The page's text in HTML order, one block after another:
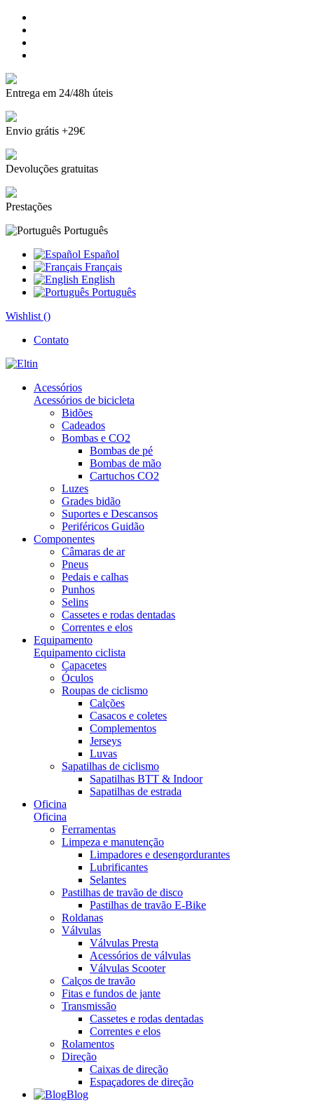
Entrega em 24/48h úteis
Envio grátis +29€
Devoluções gratuitas
Prestações
Português
Español
Français
English
Português
Wishlist ()
Contato
Acessórios
Acessórios de bicicleta
Bidões
Cadeados
Bombas e CO2
Bombas de pé
Bombas de mão
Cartuchos CO2
Luzes
Grades bidão
Suportes e Descansos
Periféricos Guidão
Componentes
Câmaras de ar
Pneus
Pedais e calhas
Punhos
Selins
Cassetes e rodas dentadas
Correntes e elos
Equipamento
Equipamento ciclista
Capacetes
Óculos
Roupas de ciclismo
Calções
Casacos e coletes
Complementos
Jerseys
Luvas
Sapatilhas de ciclismo
Sapatilhas BTT & Indoor
Sapatilhas de estrada
Oficina
Oficina
Ferramentas
Limpeza e manutenção
Limpadores e desengordurantes
Lubrificantes
Selantes
Pastilhas de travão de disco
Pastilhas de travão E-Bike
Roldanas
Válvulas
Válvulas Presta
Acessórios de válvulas
Válvulas Scooter
Calços de travão
Fitas e fundos de jante
Transmissão
Cassetes e rodas dentadas
Correntes e elos
Rolamentos
Direção
Caixas de direção
Espaçadores de direção
Blog